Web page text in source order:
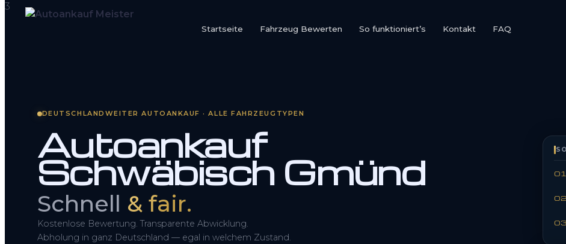
Startseite Fahrzeug Bewerten So funktioniert’s Kontakt FAQ
Kontakt
DEUTSCHLANDWEITER AUTOANKAUF · ALLE FAHRZEUGTYPEN
Autoankauf
Schwäbisch Gmünd
Schnell & fair.
Kostenlose Bewertung. Transparente Abwicklung.
Abholung in ganz Deutschland — egal in welchem Zustand.
01
02
03